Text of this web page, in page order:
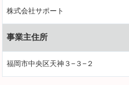
株式会社サポート
事業主住所
福岡市中央区天神３−３−２